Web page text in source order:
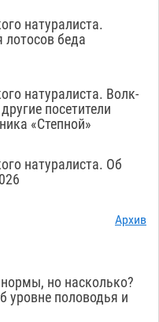
натуралиста.
беда
натуралиста. Волк-
посетители
«Степной»
натуралиста. Об
Архив
но насколько?
уровне половодья и